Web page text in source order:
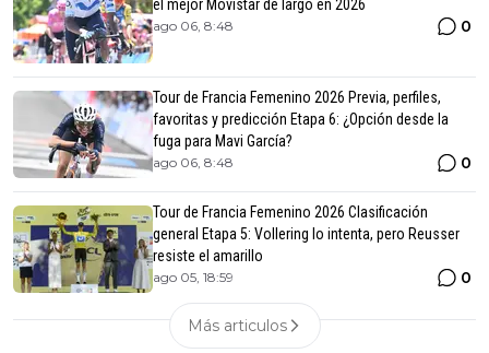
el mejor Movistar de largo en 2026
ago 06, 8:48 0
Tour de Francia Femenino 2026 Previa, perfiles,
favoritas y predicción Etapa 6: ¿Opción desde la
fuga para Mavi García?
ago 06, 8:48 0
Tour de Francia Femenino 2026 Clasificación
general Etapa 5: Vollering lo intenta, pero Reusser
resiste el amarillo
ago 05, 18:59 0
Más articulos